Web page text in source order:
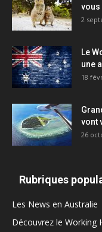
vous
2
Le
une
18
vont
26
Rubriques
Les News en Australie
Découvrez le Working